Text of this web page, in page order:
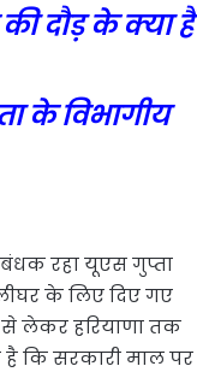
दौड़ के क्या हैं
के विभागीय
रहा यूएस गुप्ता
के लिए दिए गए
लेकर हरियाणा तक
कि सरकारी माल पर